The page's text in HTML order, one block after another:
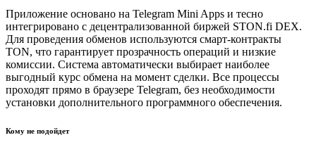
Приложение основано на Telegram Mini Apps и тесно
интегрировано с децентрализованной биржей STON.fi DEX.
Для проведения обменов используются смарт-контракты
TON, что гарантирует прозрачность операций и низкие
комиссии. Система автоматически выбирает наиболее
выгодный курс обмена на момент сделки. Все процессы
проходят прямо в браузере Telegram, без необходимости
установки дополнительного программного обеспечения.
Кому не подойдет